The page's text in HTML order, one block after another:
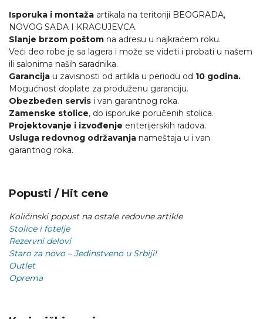
Isporuka i montaža artikala na teritoriji BEOGRADA,
NOVOG SADA I KRAGUJEVCA.
Slanje brzom poštom na adresu u najkraćem roku.
Veći deo robe je sa lagera i može se videti i probati u našem
ili salonima naših saradnika.
Garancija u zavisnosti od artikla u periodu od 10 godina.
Mogućnost doplate za produženu garanciju.
Obezbeđen servis i van garantnog roka.
Zamenske stolice, do isporuke poručenih stolica.
Projektovanje i izvođenje enterijerskih radova.
Usluga redovnog održavanja nameštaja u i van
garantnog roka.
Popusti / Hit cene
Količinski popust na ostale redovne artikle
Stolice i fotelje
Rezervni delovi
Staro za novo – Jedinstveno u Srbiji!
Outlet
Oprema